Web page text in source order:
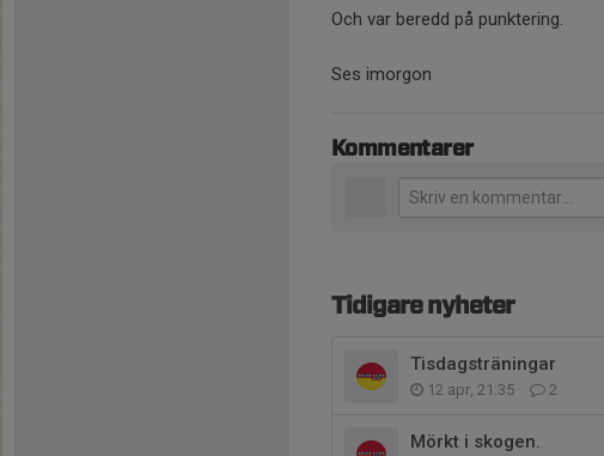
Och var beredd på punktering.
Ses imorgon
Kommentarer
Tidigare nyheter
Tisdagsträningar
12 apr, 21:35 2
Mörkt i skogen.